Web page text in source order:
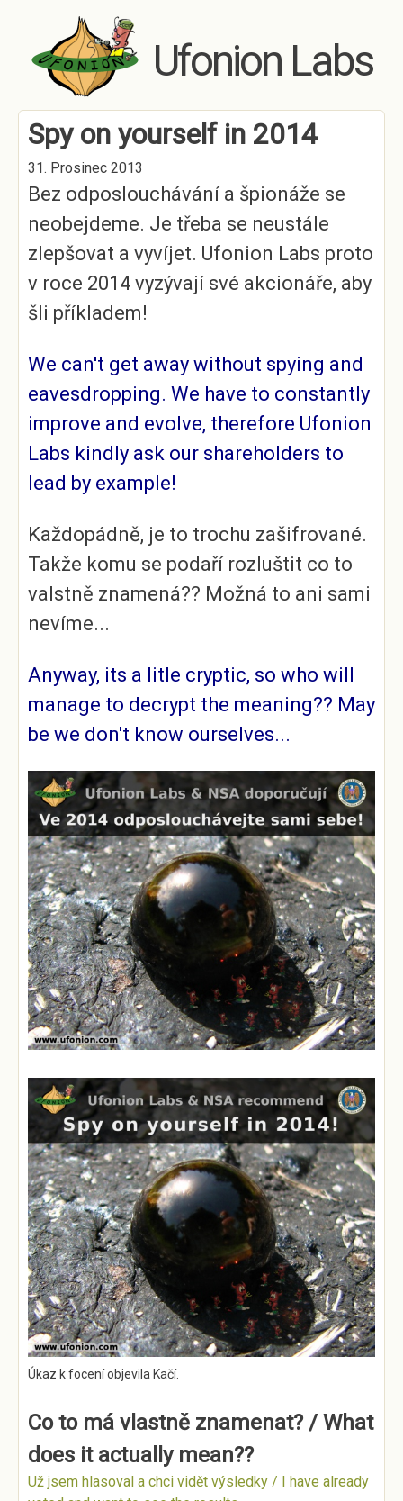
Skip to main content
Ufonion Labs
Spy on yourself in 2014
31. Prosinec 2013
Bez odposlouchávání a špionáže se
neobejdeme. Je třeba se neustále
zlepšovat a vyvíjet. Ufonion Labs proto
v roce 2014 vyzývají své akcionáře, aby
šli příkladem!
We can't get away without spying and
eavesdropping. We have to constantly
improve and evolve, therefore Ufonion
Labs kindly ask our shareholders to
lead by example!
Každopádně, je to trochu zašifrované.
Takže komu se podaří rozluštit co to
valstně znamená?? Možná to ani sami
nevíme...
Anyway, its a litle cryptic, so who will
manage to decrypt the meaning?? May
be we don't know ourselves...
Úkaz k focení objevila Kačí.
Co to má vlastně znamenat? / What
does it actually mean??
Už jsem hlasoval a chci vidět výsledky / I have already